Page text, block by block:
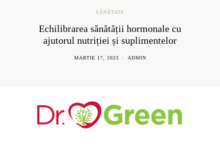
SĂNĂTATE
Echilibrarea sănătății hormonale cu
ajutorul nutriției și suplimentelor
MARTIE 17, 2023 ADMIN